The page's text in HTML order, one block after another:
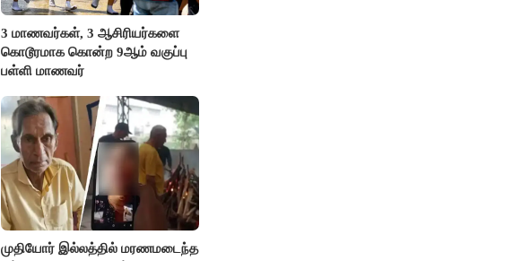
3 மாணவர்கள், 3 ஆசிரியர்களை
கொடூரமாக கொன்ற 9ஆம் வகுப்பு
பள்ளி மாணவர்
முதியோர் இல்லத்தில் மரணமடைந்த